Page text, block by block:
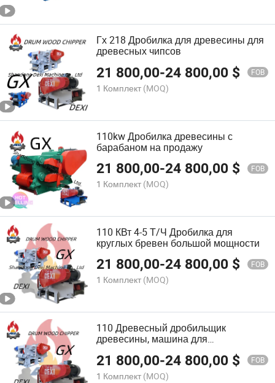
Гх 218 Дробилка для древесины для
древесных чипсов
21 800,00-24 800,00 $ FOB
1 Комплект (MOQ)
110kw Дробилка древесины с
барабаном на продажу
21 800,00-24 800,00 $ FOB
1 Комплект (MOQ)
110 КВт 4-5 Т/Ч Дробилка для
круглых бревен большой мощности
21 800,00-24 800,00 $ FOB
1 Комплект (MOQ)
110 Древесный дробильщик
древесины, машина для
21 800,00-24 800,00 $ FOB
1 Комплект (MOQ)